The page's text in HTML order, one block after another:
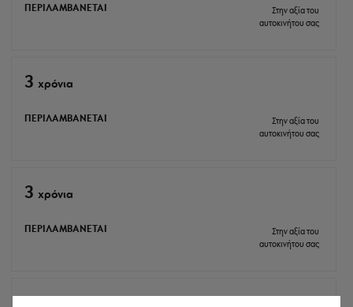
ΠΕΡΙΛΑΜΒΑΝΕΤΑΙ
Στην αξία του
αυτοκινήτου σας
3 xρόνια
ΠΕΡΙΛΑΜΒΑΝΕΤΑΙ
Στην αξία του
αυτοκινήτου σας
3 xρόνια
ΠΕΡΙΛΑΜΒΑΝΕΤΑΙ
Στην αξία του
αυτοκινήτου σας
3